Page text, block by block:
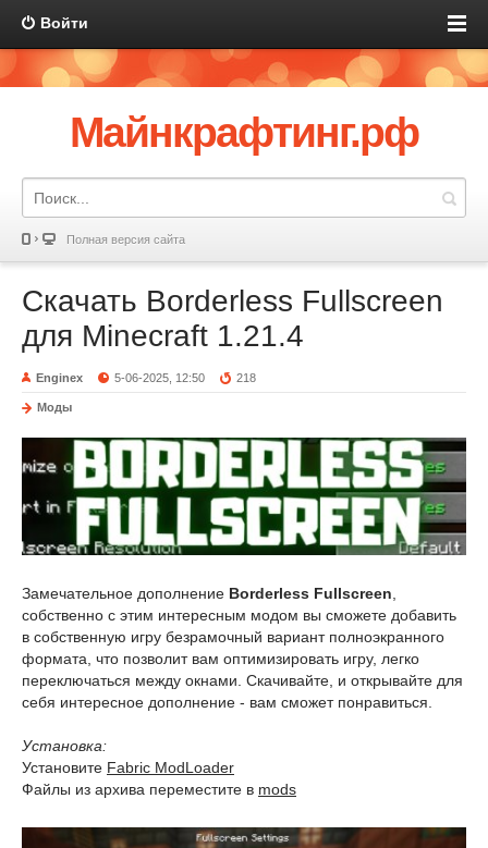
Войти
Майнкрафтинг.рф
Полная версия сайта
Скачать Borderless Fullscreen
для Minecraft 1.21.4
Enginex 5-06-2025, 12:50 218
Моды
Замечательное дополнение Borderless Fullscreen
собственно с этим интересным модом вы сможете добавить
в собственную игру безрамочный вариант полноэкранного
формата, что позволит вам оптимизировать игру, легко
переключаться между окнами. Скачивайте, и открывайте для
себя интересное дополнение - вам сможет понравиться.
Установка:
Установите Fabric ModLoader
Файлы из архива переместите в mods